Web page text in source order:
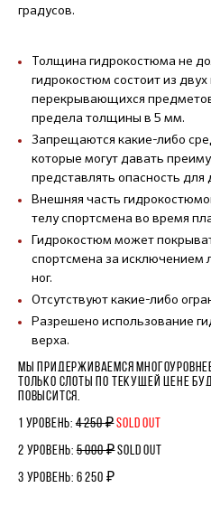
градусов.
Толщина гидрокостюма не
гидрокостюм состоит из
перекрывающихся
предела толщины в 5 мм.
Запрещаются какие-либо
которые могут давать
представлять опасность для
Внешняя часть
телу спортсмена во время
Гидрокостюм может
спортсмена за исключением
ног.
Отсутствуют какие-либо
Разрешено использование
верха.
МЫ ПРИДЕРЖИВАЕМСЯ
ТОЛЬКО СЛОТЫ ПО ТЕКУЩЕЙ ЦЕНЕ
ПОВЫСИТСЯ.
1 УРОВЕНЬ:4 250 ₽SOLD OUT
2 УРОВЕНЬ:5 000 ₽SOLD OUT
3 УРОВЕНЬ: 6 250 ₽